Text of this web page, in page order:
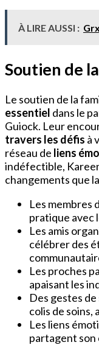
À LIRE AUSSI :
Soutien de
Le soutien de la
essentiel dans le
Guiock. Leur
travers les défis à
réseau de liens
indéfectible,
changements que
Les membres
pratique avec
Les amis
célébrer des
Les proches
apaisant les
Des gestes
colis de soins,
Les liens
partagent son